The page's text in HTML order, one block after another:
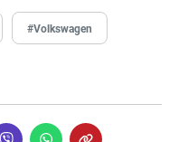
#Volkswagen